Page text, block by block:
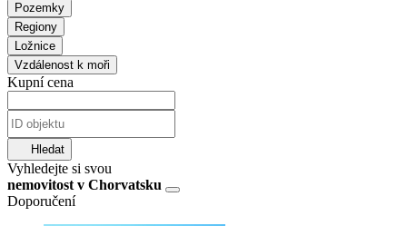
Pozemky
Regiony
Ložnice
Vzdálenost k moři
Kupní cena
Hledat
Vyhledejte si svou
nemovitost v Chorvatsku
Doporučení